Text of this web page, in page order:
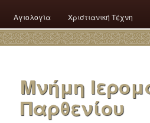
Αγιολογία Χριστιανική Τέχνη
Μνήμη
Παρθενίου